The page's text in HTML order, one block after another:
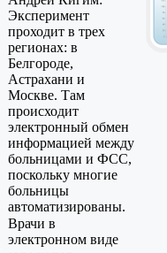
Эксперимент
проходит в трех
регионах: в
Белгороде,
Астрахани и
Москве. Там
происходит
электронный обмен
информацией между
больницами и ФСС,
поскольку многие
больницы
автоматизированы.
Врачи в
электронном виде